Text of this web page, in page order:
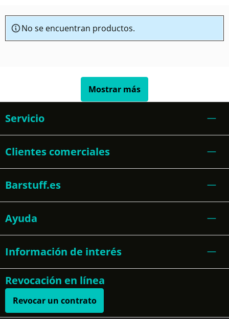
No se encuentran productos.
Mostrar más
Servicio
Clientes comerciales
Barstuff.es
Ayuda
Información de interés
Revocación en línea
Revocar un contrato